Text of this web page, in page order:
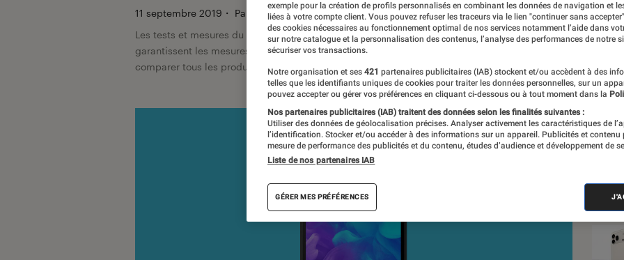
11 septembre 2019 ・ Par
Georges Prat, Jean-Charles Frelier
Les tests et mesures du Labo Fnac sont réalisés en toute indépendance du commerce ou des fabricants
garantissent les mesures grâce à leur expertise, et aux équipements de mesures les plus précis. Pour en
comparer tous les produits, visitez notre
comparateur
VOIR
exemple pour la création de profils personnalisés en combinant les données de navigation et
liées à votre compte client. Vous pouvez refuser les traceurs via le lien "continuer sans
des cookies nécessaires au fonctionnement optimal de nos services notamment l’aide dans
sur notre catalogue et la personnalisation des contenus, l’analyse des performances de notre
sécuriser vos transactions.
Notre organisation et ses 421 partenaires publicitaires (IAB) stockent et/ou accèdent à des
telles que les identifiants uniques de cookies pour traiter les données personnelles, sur un
pouvez accepter ou gérer vos préférences en cliquant ci-dessous ou à tout moment dans la
Nos partenaires publicitaires (IAB) traitent des données selon les finalités suivantes :
Utiliser des données de géolocalisation précises. Analyser activement les caractéristiques de
l’identification. Stocker et/ou accéder à des informations sur un appareil. Publicités et contenu
mesure de performance des publicités et du contenu, études d’audience et développement de
Liste de nos partenaires IAB
GÉRER MES PRÉFÉRENCES